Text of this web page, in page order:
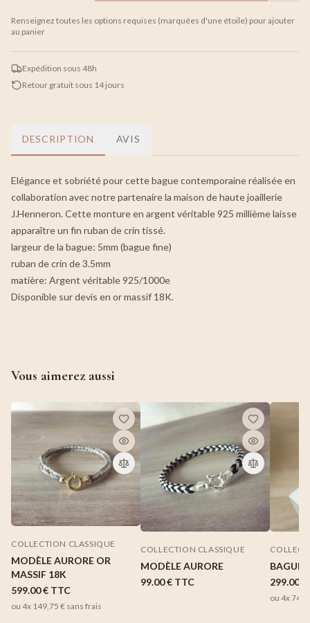
Renseignez toutes les options requises (marquées d'une étoile) pour ajouter
au panier
Expédition sous 48h
Retour gratuit sous 14 jours
DESCRIPTION AVIS
Elégance et sobriété pour cette bague contemporaine réalisée en
collaboration avec notre partenaire la maison de haute joaillerie
J.Henneron. Cette monture en argent véritable 925 millième laisse
apparaître un fin ruban de crin tissé.
largeur de la bague: 5mm (bague fine)
ruban de crin de 3.5mm
matière: Argent véritable 925/1000e
Disponible sur devis en or massif 18K.
Vous aimerez aussi
COLLECTION CLASSIQUE
MODÈLE AURORE OR
MASSIF 18K
599.00 € TTC
ou 4x 149,75 € sans frais
COLLECTION CLASSIQUE
MODÈLE AURORE
99.00 € TTC
BAGUE
299.00 €
ou 4x